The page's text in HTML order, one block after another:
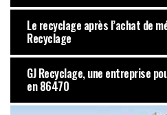
Le recyclage après l’achat de
Recyclage
GJ Recyclage, une entreprise
en 86470